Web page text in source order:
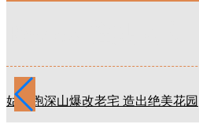
姑娘跑深山爆改老宅 造出绝美花园